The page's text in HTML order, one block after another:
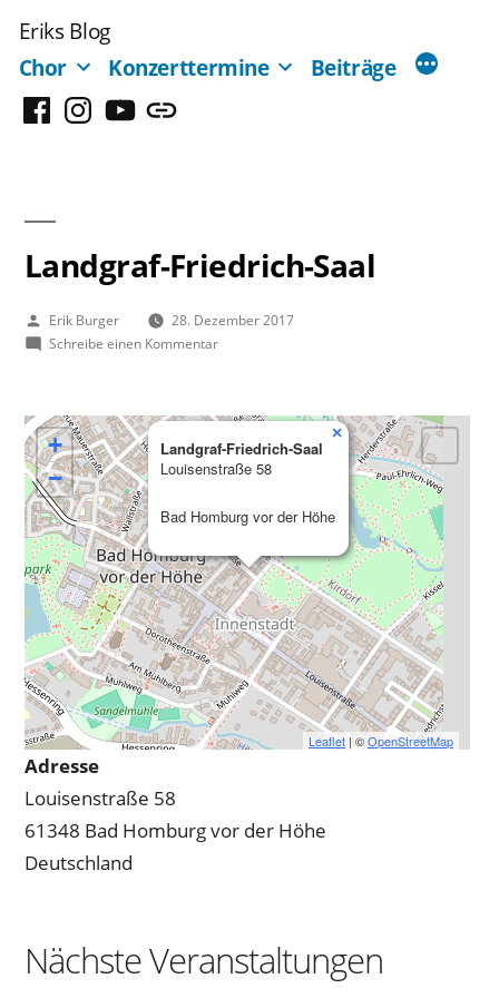
Inhalt
springen
Eriks Blog
Chor
Konzerttermine Beiträge
FacebookInstagram
YouTubeMastodon
Landgraf-Friedrich-Saal
Veröffentlicht
von
Erik Burger
28. Dezember 2017
Schreibe einen Kommentarzu
Saal
Landgraf-Friedrich-Saal
Louisenstraße 58
Bad Homburg vor der Höhe
×
+
−
Leaflet| ©OpenStreetMap
Adresse
Louisenstraße 58
61348 Bad Homburg vor der Höhe
Deutschland
Nächste Veranstaltungen